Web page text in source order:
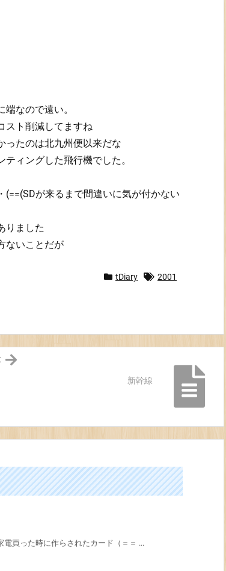
なので遠い。
スト削減してますね
ったのは北九州便以来だな
ィングした飛行機でした。
が来るまで間違いに気が付かない
りました
ないことだが
tDiary 2001
新幹線
買った時に作らされたカード（＝＝ ...